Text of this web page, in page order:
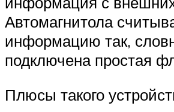
Автомагнитола
информацию так,
подключена простая
Плюсы такого